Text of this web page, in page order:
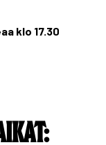
klo 17.30